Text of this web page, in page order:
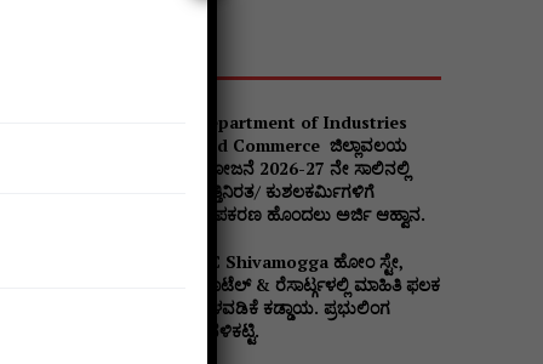
Department of Industries
and Commerce ಜಿಲ್ಲಾವಲಯ
ಯೋಜನೆ 2026-27 ನೇ ಸಾಲಿನಲ್ಲಿ
ವೃತ್ತಿನಿರತ/ ಕುಶಲಕರ್ಮಿಗಳಿಗೆ
ಉಪಕರಣ ಹೊಂದಲು ಅರ್ಜಿ ಆಹ್ವಾನ.
DC Shivamogga ಹೋಂ ಸ್ಟೇ,
ಹೊಟೆಲ್ & ರೆಸಾರ್ಟ್ಗಳಲ್ಲಿ ಮಾಹಿತಿ ಫಲಕ
ಅಳವಡಿಕೆ ಕಡ್ಡಾಯ. ಪ್ರಭುಲಿಂಗ
ಕವಳಿಕಟ್ಟಿ.